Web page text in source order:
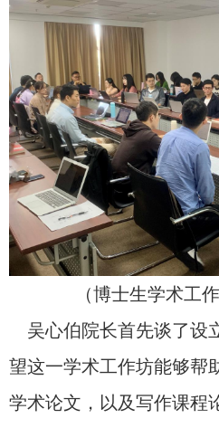
（博士生学术工
吴心伯院长首先谈了设
望这一学术工作坊能够帮
学术论文，以及写作课程